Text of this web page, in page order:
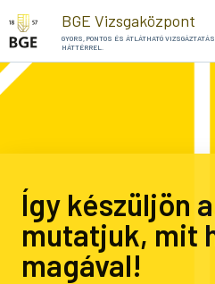
Ugrás a tartalomraBGE Vizsgaközpont
GYORS, PONTOS ÉS ÁTLÁTHATÓ
HÁTTÉRREL.
Így készüljön
mutatjuk, mit
magával!